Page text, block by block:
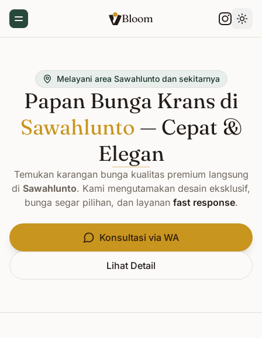
Toggle Menu Bloom
Melayani area Sawahlunto dan sekitarnya
Papan Bunga Krans di
Sawahlunto — Cepat &
Elegan
Temukan karangan bunga kualitas premium langsung
di Sawahlunto. Kami mengutamakan desain eksklusif,
bunga segar pilihan, dan layanan fast response.
Konsultasi via WA
Lihat Detail